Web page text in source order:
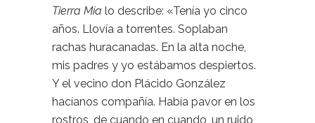
Tierra Mía lo describe: «Tenía yo cinco
años. Llovía a torrentes. Soplaban
rachas huracanadas. En la alta noche,
mis padres y yo estábamos despiertos.
Y el vecino don Plácido González
hacíanos compañía. Había pavor en los
rostros, de cuando en cuando, un ruido